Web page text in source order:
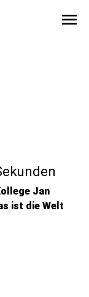
menu
Jan
ist die Welt